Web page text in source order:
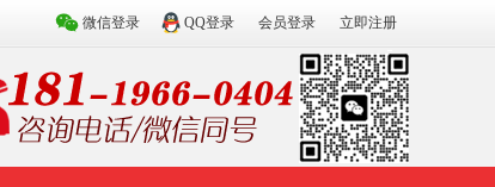
微信登录 QQ登录 会员登录 立即注册